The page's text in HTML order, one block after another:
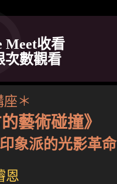
Meet收看
次數觀看
座＊
藝術碰撞》
象派的光影革命
恩